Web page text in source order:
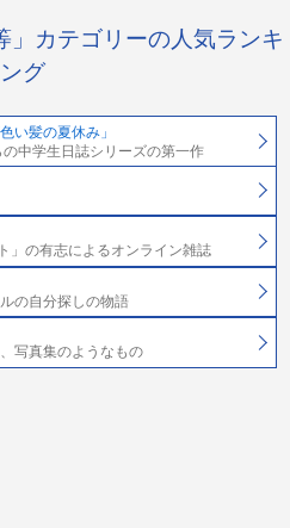
」カテゴリーの人気ランキ
ング
い髪の夏休み」
中学生日誌シリーズの第一作
」の有志によるオンライン雑誌
の自分探しの物語
写真集のようなもの